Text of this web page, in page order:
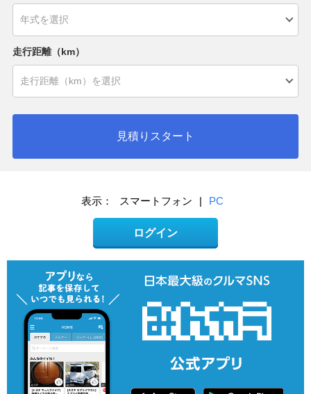
走行距離（km）
見積りスタート
表示： スマートフォン | PC
ログイン